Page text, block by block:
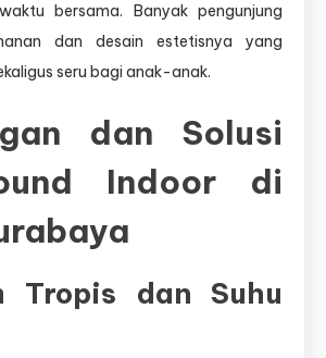
bersama. Banyak pengunjung
dan desain estetisnya yang
seru bagi anak-anak.
dan Solusi
Indoor di
Tropis dan Suhu